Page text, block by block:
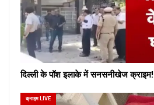
दिल्ली के पॉश इलाके में सनसनीखेज क्राइम!
क्राइम LIVE